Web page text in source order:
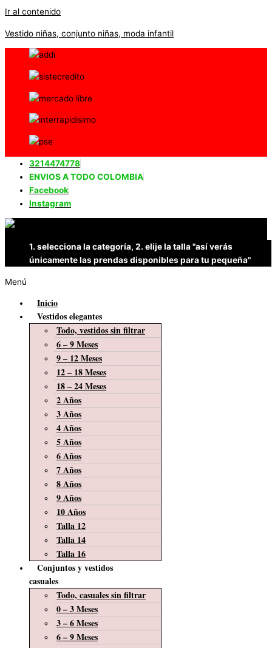
Ir al contenido
Vestido niñas, conjunto niñas, moda infantil
3214474778
ENVIOS A TODO COLOMBIA
Facebook
Instagram
1. selecciona la categoría, 2. elije la talla "así verás
únicamente las prendas disponibles para tu pequeña"
Menú
Inicio
Vestidos elegantes
Todo, vestidos sin filtrar
6 – 9 Meses
9 – 12 Meses
12 – 18 Meses
18 – 24 Meses
2 Años
3 Años
4 Años
5 Años
6 Años
7 Años
8 Años
9 Años
10 Años
Talla 12
Talla 14
Talla 16
Conjuntos y vestidos
casuales
Todo, casuales sin filtrar
0 – 3 Meses
3 – 6 Meses
6 – 9 Meses